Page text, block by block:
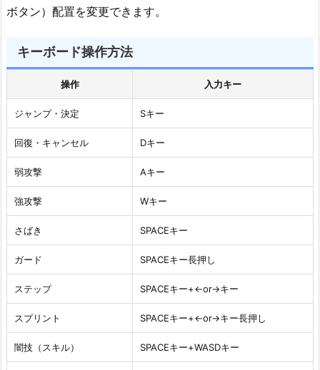
ボタン）配置を変更できます。
キーボード操作方法
操作 入力キー
ジャンプ・決定 Sキー
回復・キャンセル Dキー
弱攻撃 Aキー
強攻撃 Wキー
さばき SPACEキー
ガード SPACEキー長押し
ステップ SPACEキー+←or→キー
スプリント SPACEキー+←or→キー長押し
闇技（スキル） SPACEキー+WASDキー